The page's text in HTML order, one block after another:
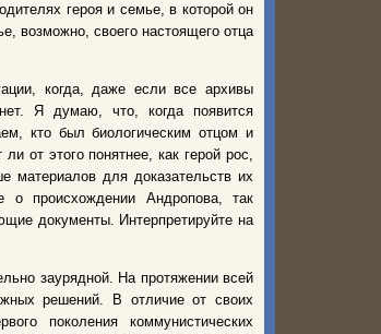
героя и семье, в которой он
возможно, своего настоящего отца
когда, даже если все архивы
Я думаю, что, когда появится
кто был биологическим отцом и
от этого понятнее, как герой рос,
материалов для доказательств их
происхождении Андропова, так
документы. Интерпретируйте на
заурядной. На протяжении всей
решений. В отличие от своих
поколения коммунистических